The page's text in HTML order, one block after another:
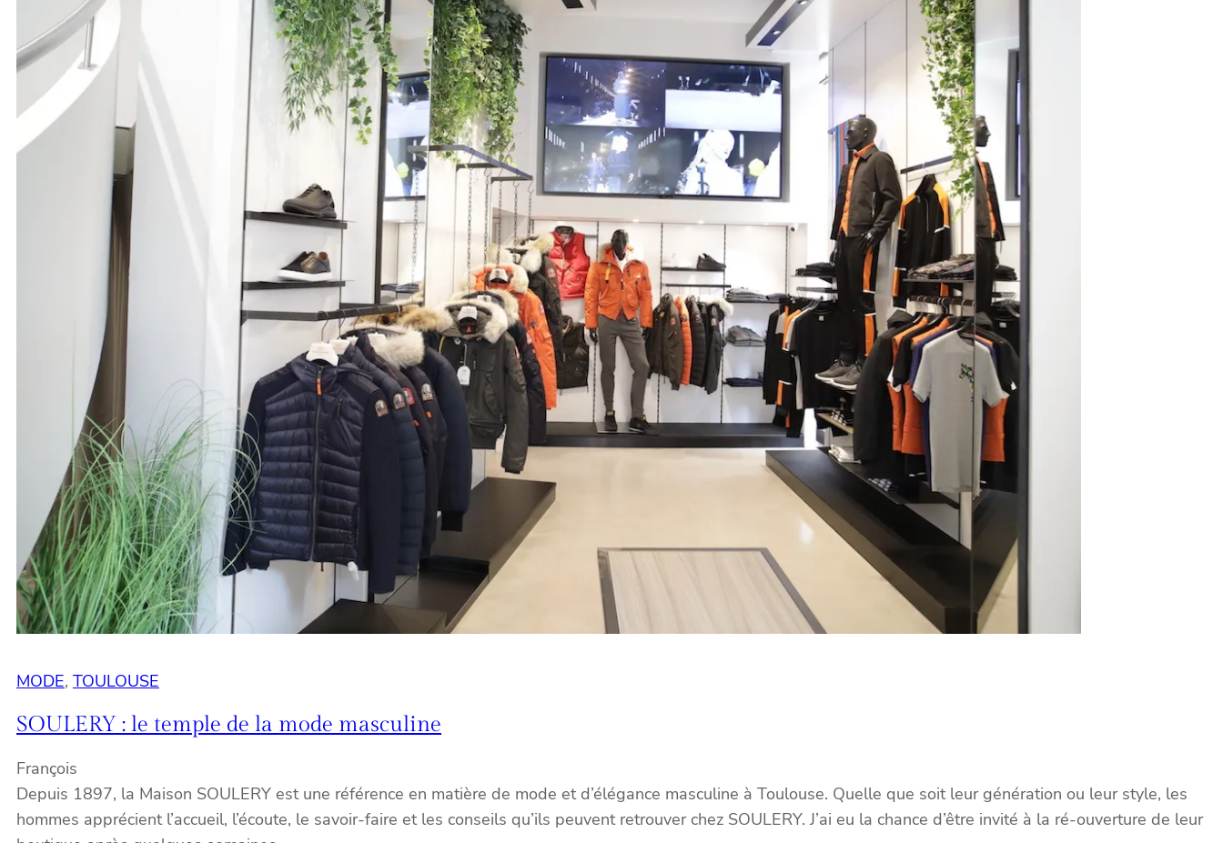
MODE, TOULOUSE
SOULERY : le temple de la mode masculine
François
Depuis 1897, la Maison SOULERY est une référence en matière de mode et d’élégance masculine à Toulouse. Quelle que soit leur génération ou leur style, les
hommes apprécient l’accueil, l’écoute, le savoir-faire et les conseils qu’ils peuvent retrouver chez SOULERY. J’ai eu la chance d’être invité à la ré-ouverture de leur